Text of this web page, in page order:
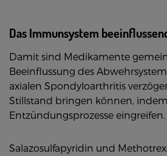
Das Immunsystem
Damit sind Medikamente
Beeinflussung des
axialen Spondyloarthritis
Stillstand bringen können,
Entzündungsprozesse eingreifen.
Salazosulfapyridin und